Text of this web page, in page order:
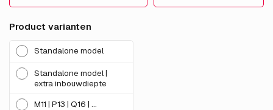
Product varianten
Standalone model
Standalone model |
extra inbouwdiepte
M11 | P13 | Q16 | ...